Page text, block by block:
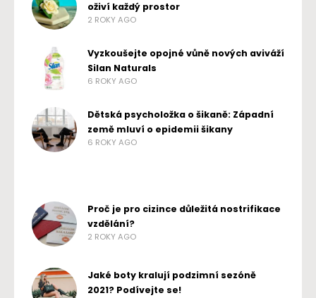
oživí každý prostor
2 ROKY AGO
Vyzkoušejte opojné vůně nových aviváží
Silan Naturals
6 ROKY AGO
Dětská psycholožka o šikaně: Západní
země mluví o epidemii šikany
6 ROKY AGO
Proč je pro cizince důležitá nostrifikace
vzdělání?
2 ROKY AGO
Jaké boty kralují podzimní sezóně
2021? Podívejte se!